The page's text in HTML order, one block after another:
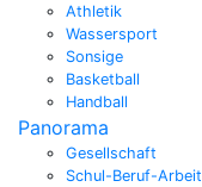
Athletik
Wassersport
Sonsige
Basketball
Handball
Panorama
Gesellschaft
Schul-Beruf-Arbeit